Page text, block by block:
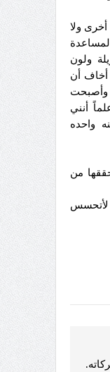
ولا
ولون
أن
وأصبحت
أنني
واحده
من